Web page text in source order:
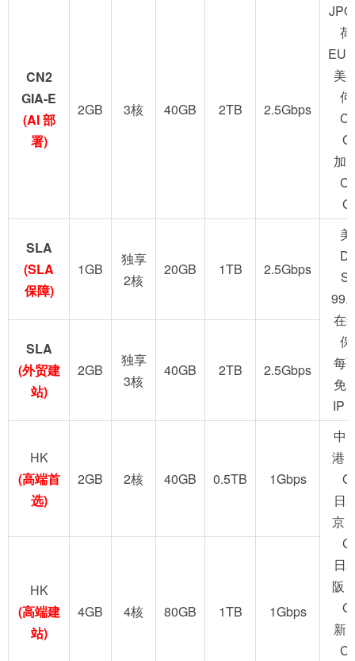
美
加
CN2
GIA-E
(AI 部
署)
2GB 3核 40GB 2TB 2.5Gbps
SLA
(SLA
保障)
1GB
独享
2核
20GB 1TB 2.5Gbps
在
每
免
IP
SLA
(外贸建
站)
2GB
独享
3核
40GB 2TB 2.5Gbps
HK
(高端首
选)
2GB 2核 40GB 0.5TB 1Gbps
中
港
日
京
日
阪
新
HK
(高端建
站)
4GB 4核 80GB 1TB 1Gbps